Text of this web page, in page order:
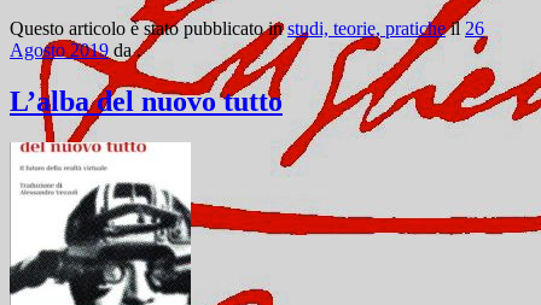
Questo articolo è stato pubblicato instudi, teorie, praticheil26
Agosto 2019da.
L’alba del nuovo tutto